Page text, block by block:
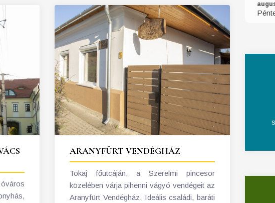
ARANYFÜRT VENDÉGHÁZ
Tokaj főutcáján, a Szerelmi pincesor
közelében várja pihenni vágyó vendégeit az
Aranyfürt Vendégház. Ideális családi, baráti